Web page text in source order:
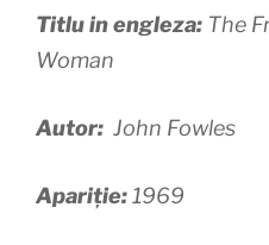
Titlu in engleza: The
Woman
Autor: John Fowles
Apariție:1969